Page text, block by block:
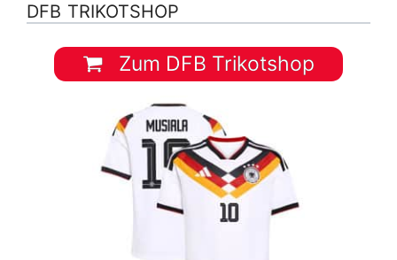
DFB TRIKOTSHOP
Zum DFB Trikotshop